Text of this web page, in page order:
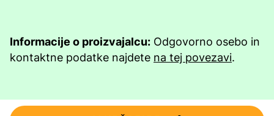
Informacije o proizvajalcu: Odgovorno osebo in
kontaktne podatke najdete na tej povezavi.